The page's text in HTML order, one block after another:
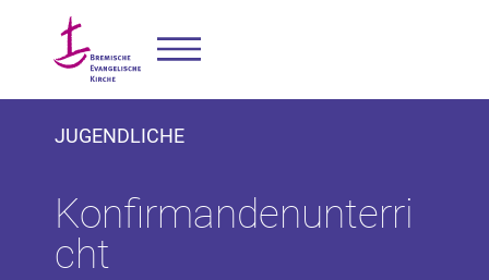
JUGENDLICHE
Konfirmandenunterri
cht